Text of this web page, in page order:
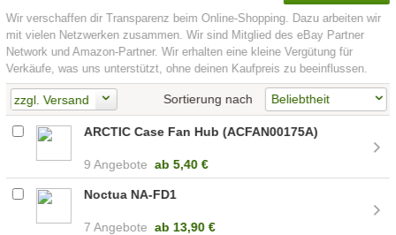
Wir verschaffen dir Transparenz beim Online-Shopping. Dazu arbeiten wir
mit vielen Netzwerken zusammen. Wir sind Mitglied des eBay Partner
Network und Amazon-Partner. Wir erhalten eine kleine Vergütung für
Verkäufe, was uns unterstützt, ohne deinen Kaufpreis zu beeinflussen.
zzgl. Versand Sortierung nach
ARCTIC Case Fan Hub (ACFAN00175A)
9 Angebote ab 5,40 €
Noctua NA-FD1
7 Angebote ab 13,90 €